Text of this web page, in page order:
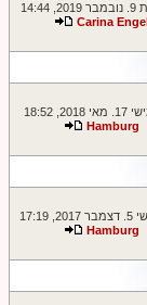
Carina
18:52
Hamburg
17:19
Hamburg